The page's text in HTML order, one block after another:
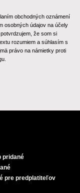
obchodných oznámení
osobných údajov na účely
že som si
rozumiem a súhlasím s
právo na námietky proti
pridané
pre predplatiteľov